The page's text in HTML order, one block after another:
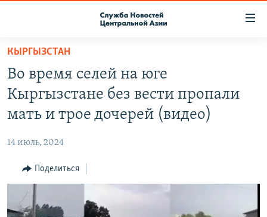
Вернуться
основному
содержанию
Вернутся
главной
Вернутся
поиску
ПОДПИСКА
КОНТАКТЫ
НАСТОЯЩЕЕ ВРЕМЯ
МИГРАНТ МЕДИА
КЫРГЫЗСТАН
Во время селей на юге
Кыргызстане без вести пропали
мать и трое дочерей (видео)
14 июль, 2024
Поделиться